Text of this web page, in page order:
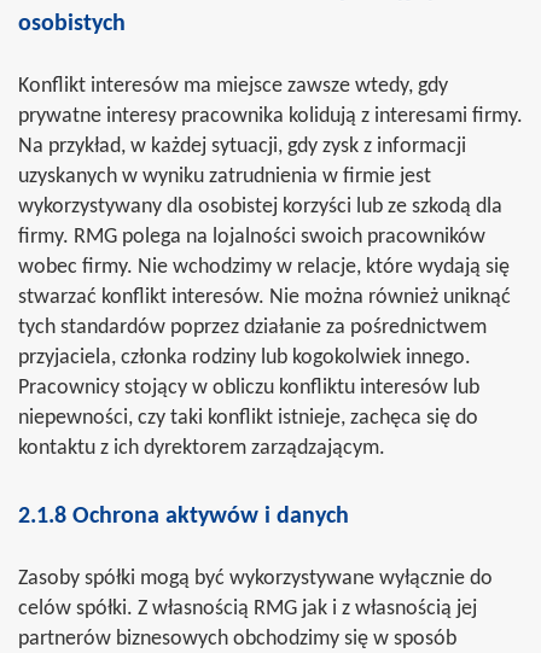
osobistych
Konflikt interesów ma miejsce zawsze wtedy, gdy
prywatne interesy pracownika kolidują z interesami firmy.
Na przykład, w każdej sytuacji, gdy zysk z informacji
uzyskanych w wyniku zatrudnienia w firmie jest
wykorzystywany dla osobistej korzyści lub ze szkodą dla
firmy. RMG polega na lojalności swoich pracowników
wobec firmy. Nie wchodzimy w relacje, które wydają się
stwarzać konflikt interesów. Nie można również uniknąć
tych standardów poprzez działanie za pośrednictwem
przyjaciela, członka rodziny lub kogokolwiek innego.
Pracownicy stojący w obliczu konfliktu interesów lub
niepewności, czy taki konflikt istnieje, zachęca się do
kontaktu z ich dyrektorem zarządzającym.
2.1.8 Ochrona aktywów i danych
Zasoby spółki mogą być wykorzystywane wyłącznie do
celów spółki. Z własnością RMG jak i z własnością jej
partnerów biznesowych obchodzimy się w sposób